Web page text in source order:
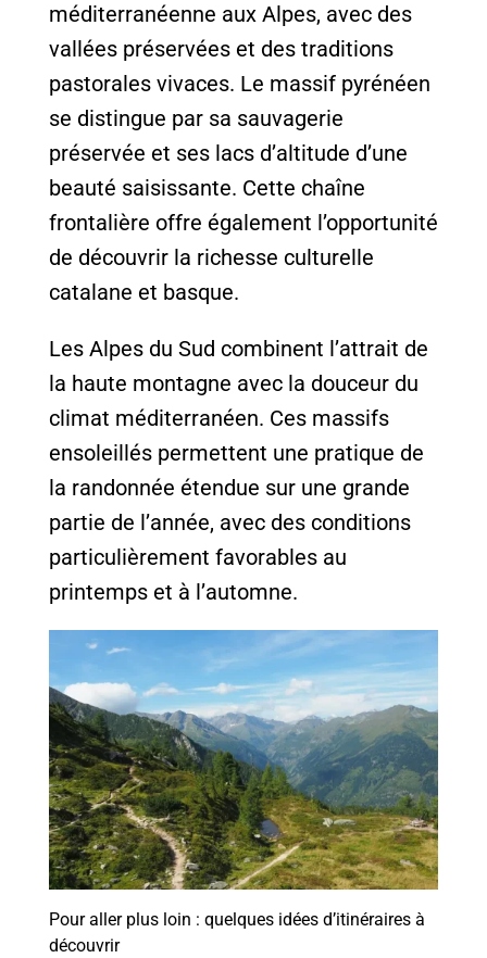
méditerranéenne aux Alpes, avec des
vallées préservées et des traditions
pastorales vivaces. Le massif pyrénéen
se distingue par sa sauvagerie
préservée et ses lacs d’altitude d’une
beauté saisissante. Cette chaîne
frontalière offre également l’opportunité
de découvrir la richesse culturelle
catalane et basque.
Les Alpes du Sud combinent l’attrait de
la haute montagne avec la douceur du
climat méditerranéen. Ces massifs
ensoleillés permettent une pratique de
la randonnée étendue sur une grande
partie de l’année, avec des conditions
particulièrement favorables au
printemps et à l’automne.
Pour aller plus loin : quelques idées d’itinéraires à
découvrir